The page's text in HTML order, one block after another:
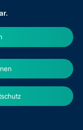
.